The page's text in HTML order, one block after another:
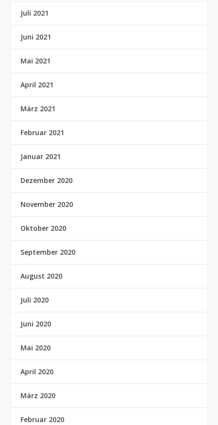
Juli 2021
Juni 2021
Mai 2021
April 2021
März 2021
Februar 2021
Januar 2021
Dezember 2020
November 2020
Oktober 2020
September 2020
August 2020
Juli 2020
Juni 2020
Mai 2020
April 2020
März 2020
Februar 2020